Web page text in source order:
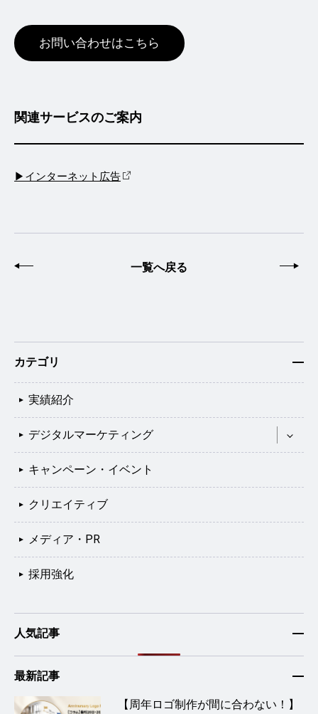
お問い合わせはこちら
関連サービスのご案内
▶インターネット広告
一覧へ戻る
カテゴリ
実績紹介
デジタルマーケティング
キャンペーン・イベント
クリエイティブ
メディア・PR
採用強化
人気記事
最新記事
【周年ロゴ制作が間に合わない！】